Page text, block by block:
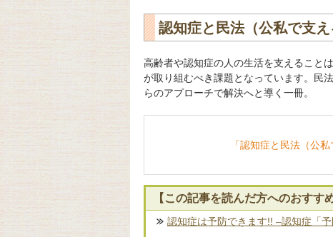
認知症と民法（公私で支え
高齢者や認知症の人の生活を支えること
が取り組むべき課題となっています。民
らのアプローチで解決へと導く一冊。
「認知症と民法（公
【この記事を読んだ方へのおすす
認知症は予防できます!! –認知症「